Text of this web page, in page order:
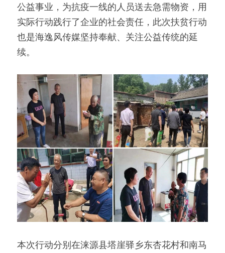
公益事业，为抗疫一线的人员送去急需物资，用
实际行动践行了企业的社会责任，此次扶贫行动
也是海逸风传媒坚持奉献、关注公益传统的延
续。
本次行动分别在涞源县塔崖驿乡东杏花村和南马